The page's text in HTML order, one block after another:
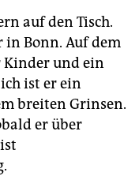
auf den Tisch.
in Bonn. Auf dem
Kinder und ein
ist er ein
breiten Grinsen.
er über